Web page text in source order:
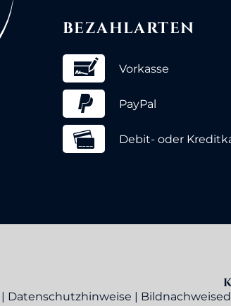
BEZAHLARTEN
Vorkasse
PayPal
Debit- oder
| Datenschutzhinweise | Bildnachweise